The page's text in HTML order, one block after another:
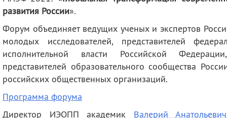
развития России».
Форум объединяет ведущих ученых и экспертов
молодых исследователей, представителей
исполнительной власти Российской
представителей образовательного сообщества
российских общественных организаций.
Программа форума
Директор ИЭОПП академик Валерий